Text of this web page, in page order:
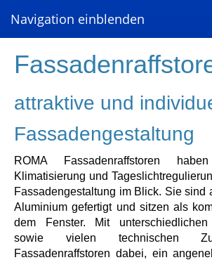
Navigation einblenden
attraktive und
Fassadengestaltung
ROMA Fassadenraffstoren
Klimatisierung und
Fassadengestaltung im Blick. Sie sind
Aluminium gefertigt und sitzen als
dem Fenster. Mit unterschiedlichen
sowie vielen technischen
Fassadenraffstoren dabei, ein